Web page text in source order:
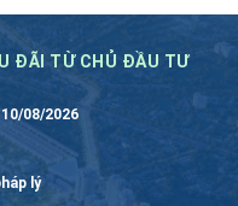
ĐÃI TỪ CHỦ ĐẦU TƯ
08/2026
lý